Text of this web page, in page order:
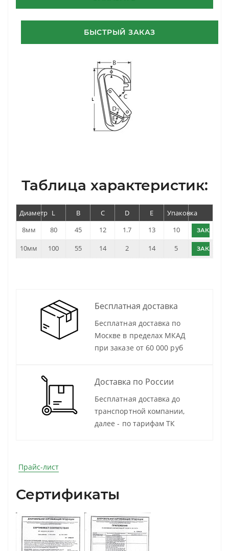
БЫСТРЫЙ ЗАКАЗ
Таблица характеристик:
Диаметр L B C D E
Упаковка
8мм
80 45 12 1.7 13 10 ЗАКАЗАТЬ
10мм 100 55 14 2 14 5 ЗАКАЗАТЬ
Бесплатная доставка
Бесплатная доставка по
Москве в пределах МКАД
при заказе от 60 000 руб
Доставка по России
Бесплатная доставка до
транспортной компании,
далее - по тарифам ТК
Прайс-лист
Сертификаты